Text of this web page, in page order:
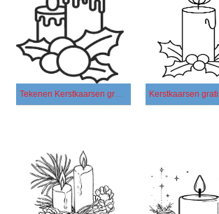
Tekenen Kerstkaarsen gratis afdrukbaar